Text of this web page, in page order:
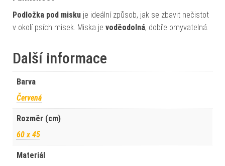
Podložka pod misku je ideální způsob, jak se zbavit nečistot
v okolí psích misek. Miska je voděodolná, dobře omyvatelná.
Další informace
Barva
Červená
Rozměr (cm)
60 x 45
Materiál